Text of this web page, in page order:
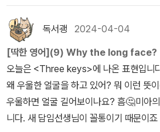
스를 받을 땐 역시 책을 사는 게 답인가
red>는 이 달에 읽기로 한 함달달 원서 책
내용도 좋을 것 같은 느낌적인 느낌! <키
바구니에 계속 담겨 있었던 책이었는데 도
에는 아까울 것 같아 과감히 질렀다. 만주
할 수 있기를 기대해본다. <현대중국의
간 장바구니에 담겨 있었고 도서관에는 가
페를 꼭 안아주었다.루페와 행크는 그렇
시쯤 행크와 루페가 돌아왔다. 행크는 루
하는 어떤 것에도 동의하지 말고 희망을
다고 했다. 먼저 그는 내일 이민 변호사에
는 루페가 아주 의연했다며 칭찬했다. 미
추켜세웠다. 오늘 밤은 함께 지내자며 엄
리가 뭐든 할 것이라고 루페를 안심시켰
위해 누웠지만 잠이 오지 않았다. 루페는
독서괭 2024-04-04
[딱한 영어](9) Why the long face?
오늘은 <Three keys>에 나온 표현입
왜 우울한 얼굴을 하고 있어? 뭐 이런 뜻
우울하면 얼굴 길어보이나요? 흠🤔미아
니다. 새 담임선생님이 꼴통이기 때문이